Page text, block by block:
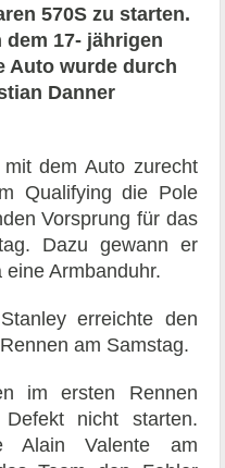
570S zu starten.
dem 17- jährigen
Auto wurde durch
Danner
dem Auto zurecht
Qualifying die Pole
Vorsprung für das
Dazu gewann er
Armbanduhr.
erreichte den
am Samstag.
im ersten Rennen
nicht starten.
Alain Valente am